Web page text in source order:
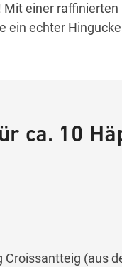
einer raffinierten
ein echter
ca. 10
Croissantteig (aus